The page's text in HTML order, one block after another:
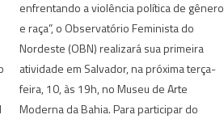
enfrentando a violência política de gênero
e raça”, o Observatório Feminista do
Nordeste (OBN) realizará sua primeira
atividade em Salvador, na próxima terça-
feira, 10, às 19h, no Museu de Arte
Moderna da Bahia. Para participar do